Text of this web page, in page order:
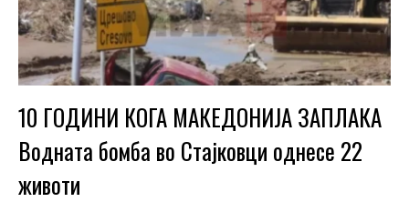
10 ГОДИНИ КОГА МАКЕДОНИЈА ЗАПЛАКА
Водната бомба во Стајковци однесе 22
животи